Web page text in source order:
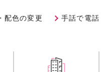
配色の変更 手話で電話